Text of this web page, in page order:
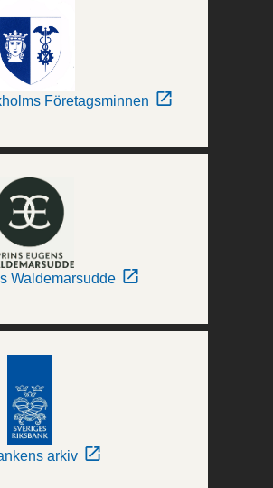
Företagsminnen
Waldemarsudde
arkiv